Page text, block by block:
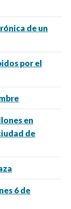
de un
por el
en
de
6 de